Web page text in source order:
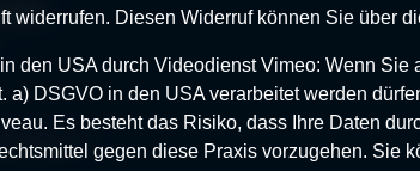
widerrufen. Diesen Widerruf können Sie über
den USA durch Videodienst Vimeo: Wenn
a) DSGVO in den USA verarbeitet werden
Es besteht das Risiko, dass Ihre Daten
gegen diese Praxis vorzugehen. Sie